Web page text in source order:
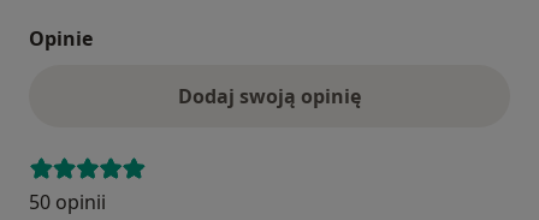
Opinie
Dodaj swoją opinię
50 opinii